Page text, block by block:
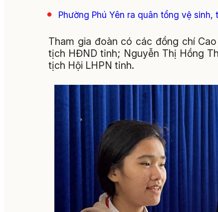
Phường Phú Yên ra quân tổng vệ
Tham gia đoàn có các đồng chí
tịch HĐND tỉnh; Nguyễn Thị Hồng
tịch Hội LHPN tỉnh.